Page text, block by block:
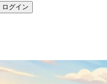
ログイン